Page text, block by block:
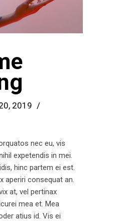
2019
nec eu, vis
expetendis in mei.
hinc partem ei est.
aperiri consequat an.
at, vel pertinax
mea et. Mea
atius id. Vis ei